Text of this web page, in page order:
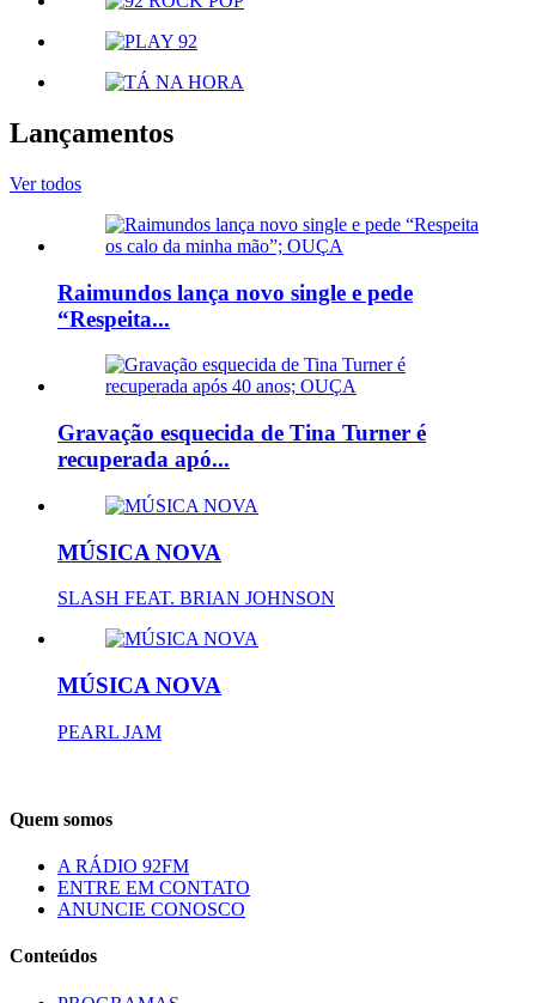
Lançamentos
Ver todos
Raimundos lança novo single e pede
“Respeita...
Gravação esquecida de Tina Turner é
recuperada apó...
MÚSICA NOVA
SLASH FEAT. BRIAN JOHNSON
MÚSICA NOVA
PEARL JAM
Quem somos
A RÁDIO 92FM
ENTRE EM CONTATO
ANUNCIE CONOSCO
Conteúdos